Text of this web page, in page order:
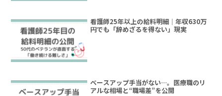
看護師25年以上の給料明細｜年収630万
円でも「辞めざるを得ない」現実
ベースアップ手当がない…。医療職のリ
アルな相場と“職場差”を公開